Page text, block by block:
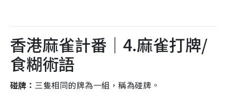
香港麻雀計番｜4.麻雀打牌/
食糊術語
碰牌： 三隻相同的牌為一組，稱為碰牌。